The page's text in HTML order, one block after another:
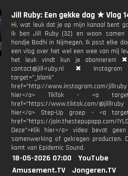
Jill Ruby: Een gekke dag ★ Vlog
Hi, wat leuk dat je op mijn kanaal bent
Ik ben Jill Ruby (32) en woon
hondje Bodhi in Nijmegen. Ik post elke
een vlog over het wel een wee van mij
het leuk vindt kun je abonneren!
contact@jill-ruby.nl ✖
target="_blank"
href="http://www.instagram.com/
hier</a> TikTok - <a
href="https://www.tiktok.com/
hier</a> Step-Up groep - <a
href="https://join.thestepupapp.com/
Deze">Klik hier</a> video bevat
samenwerking of gekregen producten.
komt van Epidemic Sound.
18-05-2026 07:00
YouTube
Amusement.TV
Jongeren.TV